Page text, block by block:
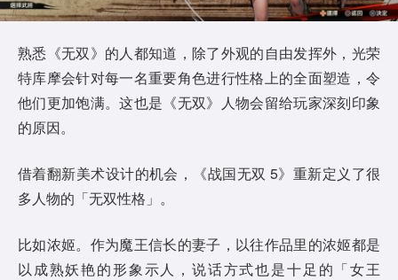
熟悉《无双》的人都知道，除了外观的自由发挥外，光荣
特库摩会针对每一名重要角色进行性格上的全面塑造，令
他们更加饱满。这也是《无双》人物会留给玩家深刻印象
的原因。
借着翻新美术设计的机会，《战国无双 5》重新定义了很
多人物的「无双性格」。
比如浓姬。作为魔王信长的妻子，以往作品里的浓姬都是
以成熟妖艳的形象示人，说话方式也是十足的「女王